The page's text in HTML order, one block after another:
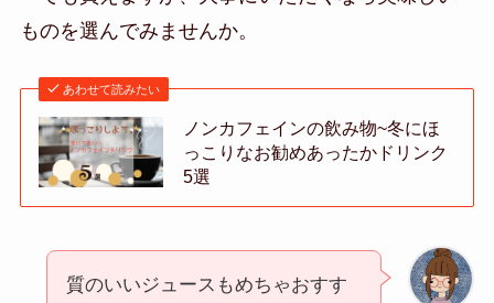
ものを選んでみませんか。
あわせて読みたい
ノンカフェインの飲み物~冬にほ
っこりなお勧めあったかドリンク
5選
質のいいジュースもめちゃおすす